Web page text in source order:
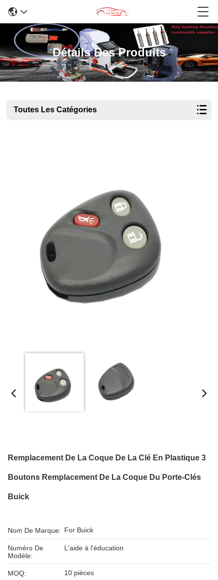
Détails Des Produits
Toutes Les Catégories
Remplacement De La Coque De La Clé En Plastique 3
Boutons Remplacement De La Coque Du Porte-Clés
Buick
Nom De Marque: For Buick
Numéro De
Modèle:
L'aide à l'éducation
MOQ: 10 pièces